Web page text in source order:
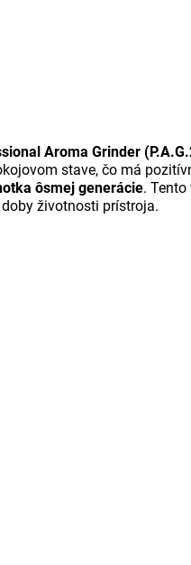
Aroma Grinder
stave, čo má
ôsmej generácie.
životnosti prístroja.